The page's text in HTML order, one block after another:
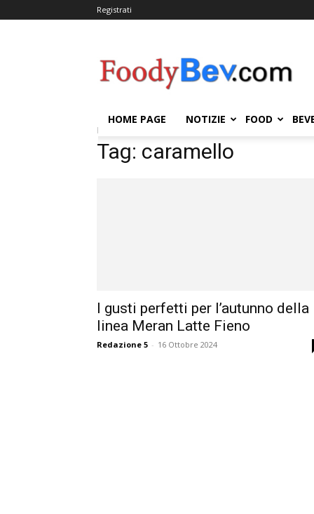
Registrati
HOME PAGE NOTIZIE FOOD
Home
Tag: caramello
I gusti perfetti per l’autunno della
linea Meran Latte Fieno
Redazione 5 - 16 Ottobre 2024